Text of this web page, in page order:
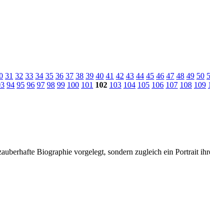
31 32 33 34 35 36 37 38 39 40 41 42 43 44 45 46 47 48 49 50
94 95 96 97 98 99 100 101 102 103 104 105 106 107 108 109
Biographie vorgelegt, sondern zugleich ein Portrait